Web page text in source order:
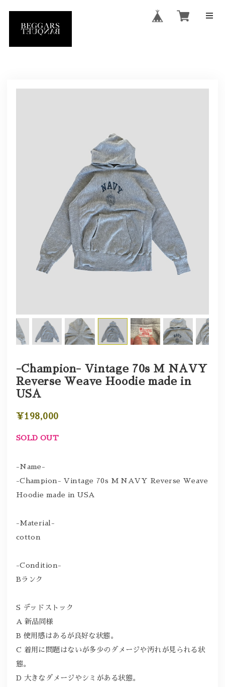
-Champion- Vintage 70s M NAVY
Reverse Weave Hoodie made in
USA
¥198,000
SOLD OUT
-Name-
-Champion- Vintage 70s M NAVY Reverse Weave
Hoodie made in USA
-Material-
cotton
-Condition-
Bランク
S デッドストック
A 新品同様
B 使用感はあるが良好な状態。
C 着用に問題はないが多少のダメージや汚れが見られる状
態。
D 大きなダメージやシミがある状態。